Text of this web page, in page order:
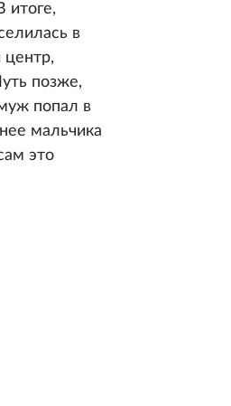
итоге,
в
позже,
попал в
мальчика
это